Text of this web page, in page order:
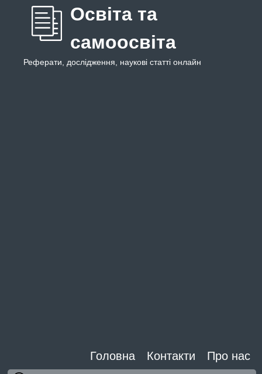
Освіта та
самоосвіта
Реферати, дослідження, наукові статті онлайн
Головна Контакти Про нас